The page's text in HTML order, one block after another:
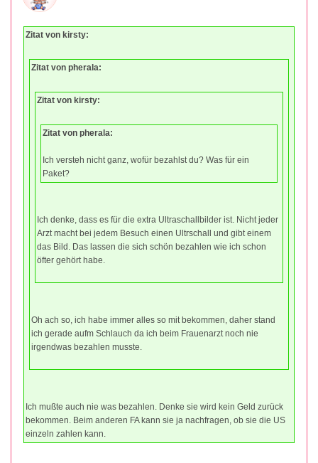
Zitat von kirsty:
Zitat von pherala:
Zitat von kirsty:
Zitat von pherala:
Ich versteh nicht ganz, wofür bezahlst du? Was für ein
Paket?
Ich denke, dass es für die extra Ultraschallbilder ist. Nicht jeder
Arzt macht bei jedem Besuch einen Ultrschall und gibt einem
das Bild. Das lassen die sich schön bezahlen wie ich schon
öfter gehört habe.
Oh ach so, ich habe immer alles so mit bekommen, daher stand
ich gerade aufm Schlauch da ich beim Frauenarzt noch nie
irgendwas bezahlen musste.
Ich mußte auch nie was bezahlen. Denke sie wird kein Geld zurück
bekommen. Beim anderen FA kann sie ja nachfragen, ob sie die US
einzeln zahlen kann.